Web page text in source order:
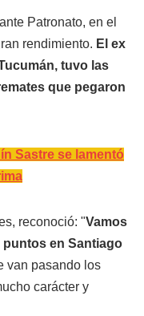
Patronato, en el
rendimiento. El ex
tuvo las
que pegaron
Sastre se lamentó
reconoció: "Vamos
en Santiago
van pasando los
carácter y